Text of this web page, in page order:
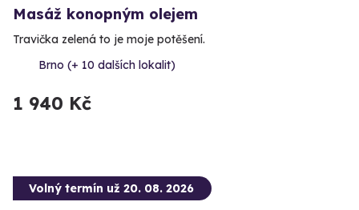
Masáž konopným olejem
Travička zelená to je moje potěšení.
Brno (+ 10 dalších lokalit)
1 940 Kč
Volný termín už 20. 08. 2026